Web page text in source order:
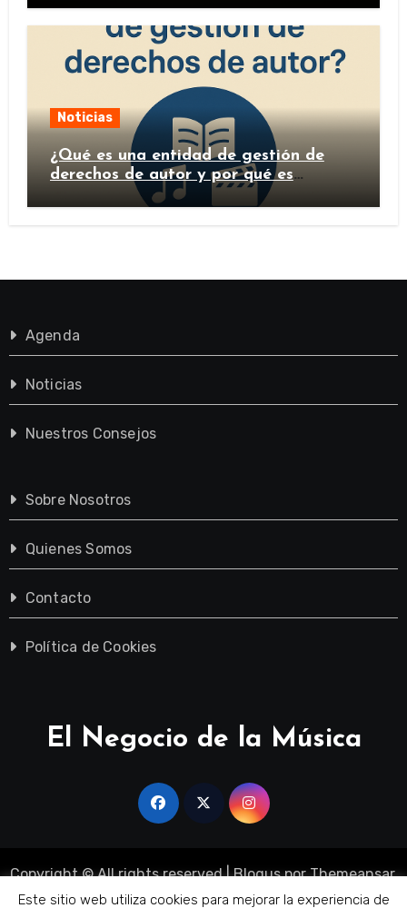
Noticias
¿Qué es una entidad de gestión de
derechos de autor y por qué es
importante?
Agenda
Noticias
Nuestros Consejos
Sobre Nosotros
Quienes Somos
Contacto
Política de Cookies
El Negocio de la Música
Copyright © All rights reserved |BlogusporThemeansar.
Sobre Nosotros Quienes Somos Contacto
Este sitio web utiliza cookies para mejorar la experiencia de